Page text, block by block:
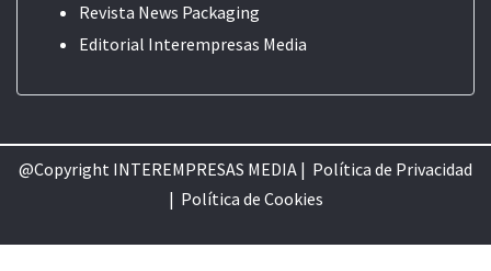
Revista News Packaging
Editorial Interempresas Media
@Copyright INTEREMPRESAS MEDIA | Política de Privacidad
| Política de Cookies